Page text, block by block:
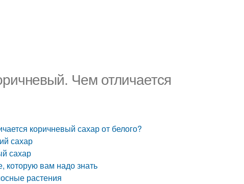
Чем отличается
коричневый сахар от белого?
сахар
сахар
которую вам надо знать
растения